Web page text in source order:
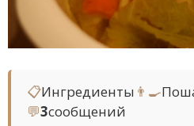
📋Ингредиенты 👨‍🍳
💬3сообщений